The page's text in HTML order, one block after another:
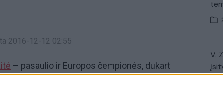
2016-12-12 02:55
– pasaulio ir Europos čempionės, dukart
ketvirtą sezoną. Kelialapį į Rio de Žaneiro
V.